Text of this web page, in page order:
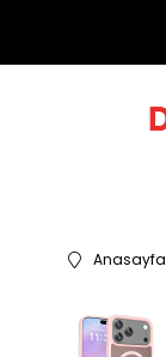
Anasayfa